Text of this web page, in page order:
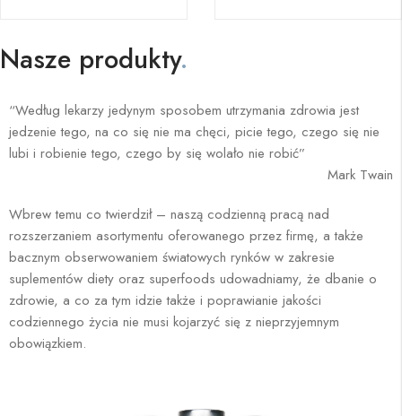
Nasze produkty.
“Według lekarzy jedynym sposobem utrzymania zdrowia jest
jedzenie tego, na co się nie ma chęci, picie tego, czego się nie
lubi i robienie tego, czego by się wolało nie robić”
Mark Twain
Wbrew temu co twierdził – naszą codzienną pracą nad
rozszerzaniem asortymentu oferowanego przez firmę, a także
bacznym obserwowaniem światowych rynków w zakresie
suplementów diety oraz superfoods udowadniamy, że dbanie o
zdrowie, a co za tym idzie także i poprawianie jakości
codziennego życia nie musi kojarzyć się z nieprzyjemnym
obowiązkiem.